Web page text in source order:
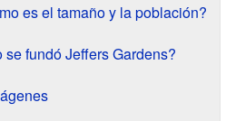
es el tamaño y la población?
se fundó Jeffers Gardens?